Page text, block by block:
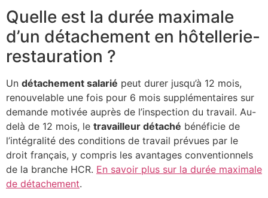
Quelle est la durée maximale
d’un détachement en hôtellerie-
restauration ?
Un détachement salarié peut durer jusqu’à 12 mois,
renouvelable une fois pour 6 mois supplémentaires sur
demande motivée auprès de l’inspection du travail. Au-
delà de 12 mois, le travailleur détaché bénéficie de
l’intégralité des conditions de travail prévues par le
droit français, y compris les avantages conventionnels
de la branche HCR. En savoir plus sur la durée maximale
de détachement.